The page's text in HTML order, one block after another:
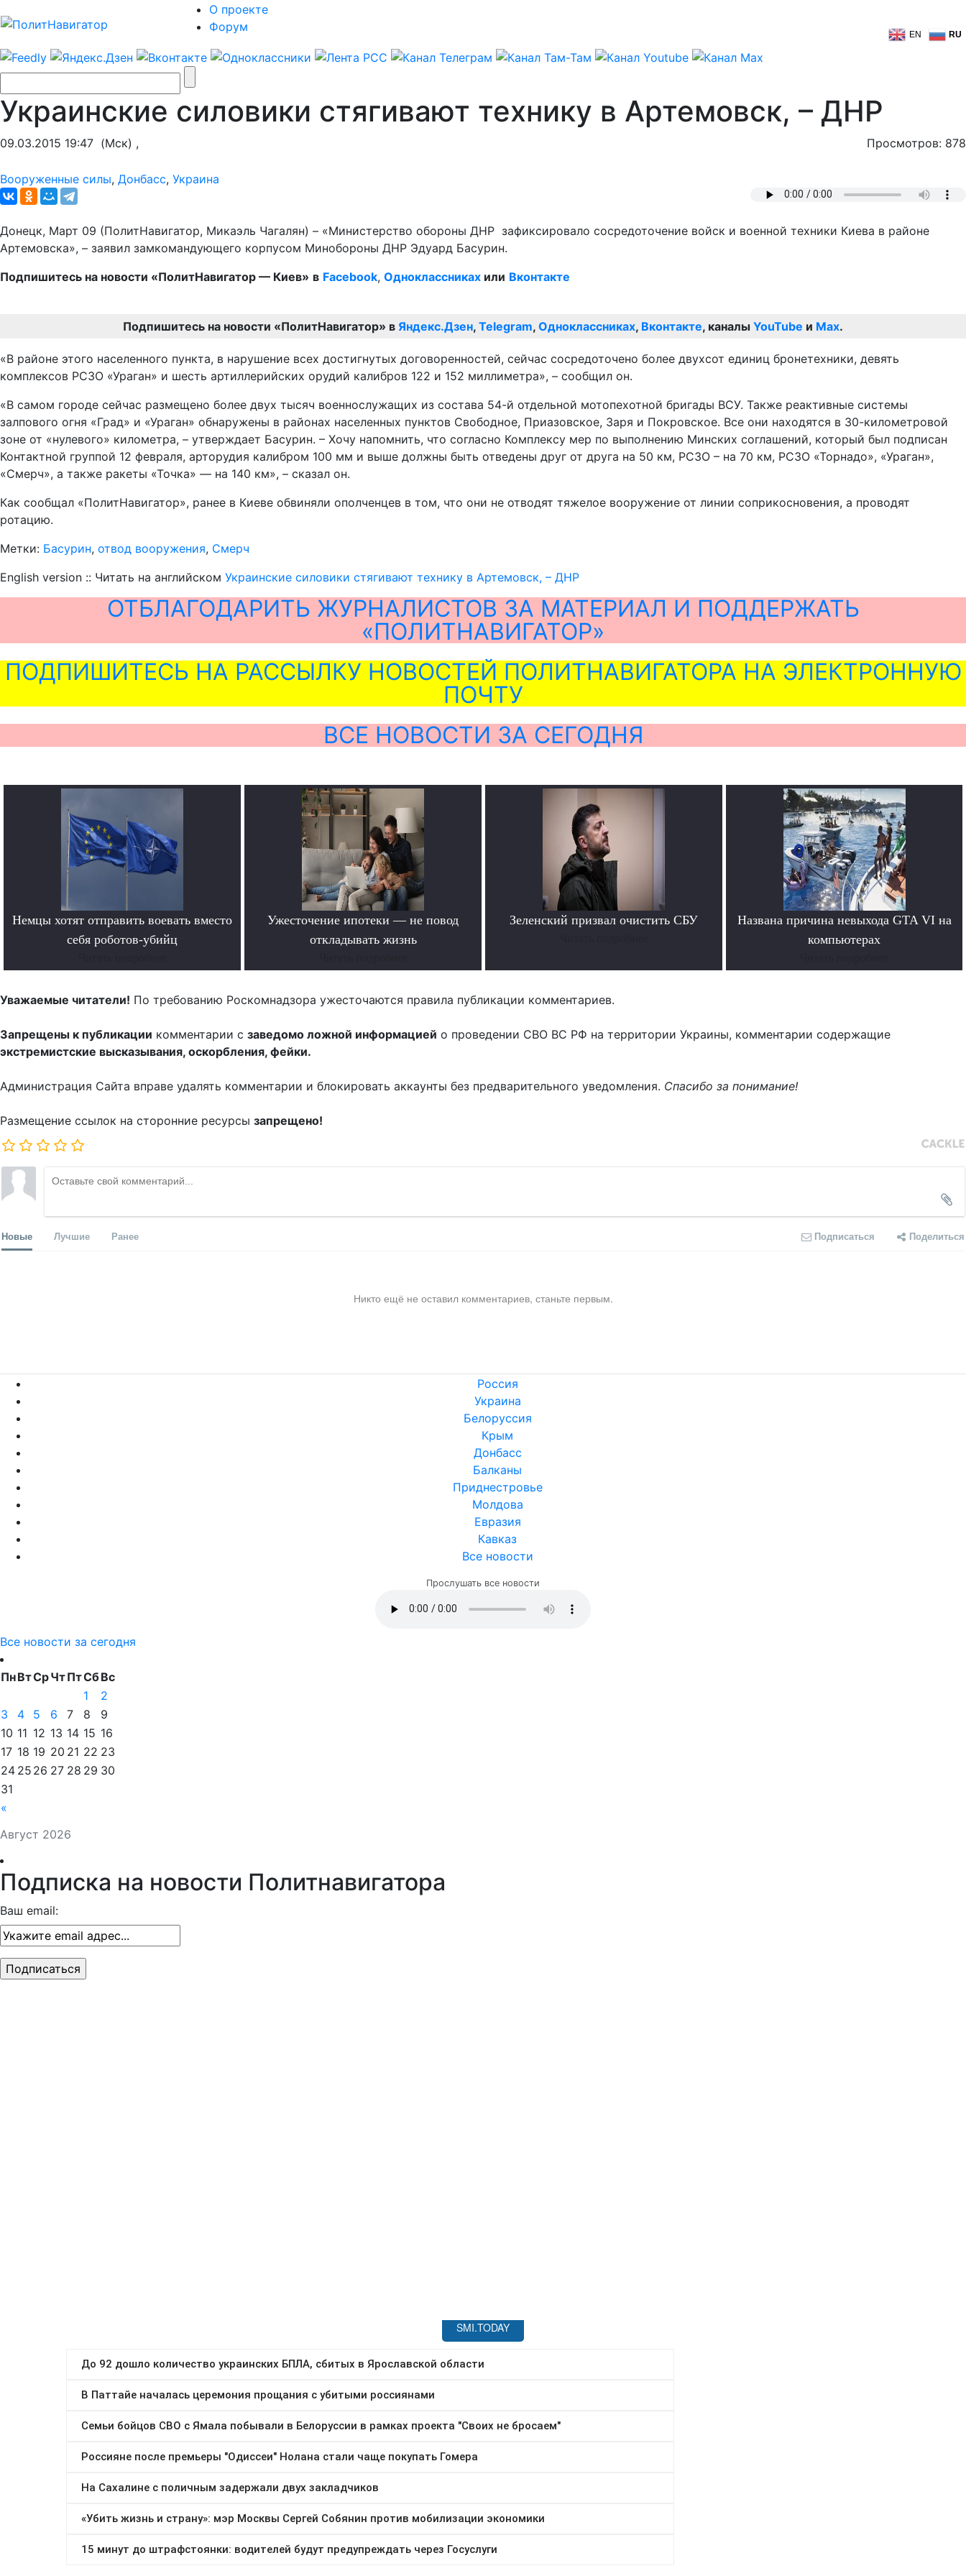
О проекте
Форум
EN RU
Украинские силовики стягивают технику в Артемовск, – ДНР
09.03.2015 19:47 (Мск) , Просмотров: 878
Вооруженные силы, Донбасс, Украина
Донецк, Март 09 (ПолитНавигатор, Микаэль Чагалян) – «Министерство обороны ДНР зафиксировало сосредоточение войск и военной техники Киева в районе
Артемовска», – заявил замкомандующего корпусом Минобороны ДНР Эдуард Басурин.
Подпишитесь на новости «ПолитНавигатор — Киев» в Facebook, Одноклассниках или Вконтакте
Подпишитесь на новости «ПолитНавигатор» в Яндекс.Дзен, Telegram, Одноклассниках, Вконтакте, каналы YouTube и Max.
«В районе этого населенного пункта, в нарушение всех достигнутых договоренностей, сейчас сосредоточено более двухсот единиц бронетехники, девять
комплексов РСЗО «Ураган» и шесть артиллерийских орудий калибров 122 и 152 миллиметра», – сообщил он.
«В самом городе сейчас размещено более двух тысяч военнослужащих из состава 54-й отдельной мотопехотной бригады ВСУ. Также реактивные системы
залпового огня «Град» и «Ураган» обнаружены в районах населенных пунктов Свободное, Приазовское, Заря и Покровское. Все они находятся в 30-километровой
зоне от «нулевого» километра, – утверждает Басурин. – Хочу напомнить, что согласно Комплексу мер по выполнению Минских соглашений, который был подписан
Контактной группой 12 февраля, арторудия калибром 100 мм и выше должны быть отведены друг от друга на 50 км, РСЗО – на 70 км, РСЗО «Торнадо», «Ураган»,
«Смерч», а также ракеты «Точка» — на 140 км», – сказал он.
Как сообщал «ПолитНавигатор», ранее в Киеве обвиняли ополченцев в том, что они не отводят тяжелое вооружение от линии соприкосновения, а проводят
ротацию.
Метки: Басурин, отвод вооружения, Смерч
English version :: Читать на английском Украинские силовики стягивают технику в Артемовск, – ДНР
ОТБЛАГОДАРИТЬ ЖУРНАЛИСТОВ ЗА МАТЕРИАЛ И ПОДДЕРЖАТЬ
«ПОЛИТНАВИГАТОР»
ПОДПИШИТЕСЬ НА РАССЫЛКУ НОВОСТЕЙ ПОЛИТНАВИГАТОРА НА ЭЛЕКТРОННУЮ
ПОЧТУ
ВСЕ НОВОСТИ ЗА СЕГОДНЯ
Немцы хотят отправить воевать вместо
себя роботов-убийц
Ужесточение ипотеки — не повод
откладывать жизнь
Зеленский призвал очистить СБУ
Названа причина невыхода GTA VI на
компьютерах
Уважаемые читатели! По требованию Роскомнадзора ужесточаются правила публикации комментариев.
Запрещены к публикации комментарии с заведомо ложной информацией о проведении СВО ВС РФ на территории Украины, комментарии содержащие
экстремистские высказывания, оскорбления, фейки.
Администрация Сайта вправе удалять комментарии и блокировать аккаунты без предварительного уведомления. Спасибо за понимание!
Размещение ссылок на сторонние ресурсы запрещено!
Новые Лучшие Ранее Подписаться Поделиться
Никто ещё не оставил комментариев, станьте первым.
Россия
Украина
Белоруссия
Крым
Донбасс
Балканы
Приднестровье
Молдова
Евразия
Кавказ
Все новости
Прослушать все новости
Все новости за сегодня
Август 2026
ПнВтСрЧтПтСбВс
«
1
2
3
4 5 6 7 8
9
10 11 12 13 14 15 16
17 18 19 20 21 22 23
24 25 26 27 28 29 30
31
Подписка на новости Политнавигатора
Ваш email: